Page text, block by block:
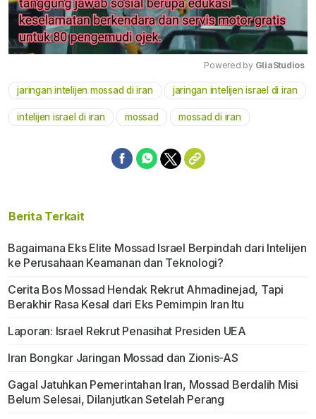
Mute
Powered by GliaStudios
jaringan intelijen mossad di iran jaringan intelijen israel di iran
intelijen israel di iran mossad mossad di iran
Berita Terkait
Bagaimana Eks Elite Mossad Israel Berpindah dari Intelijen
ke Perusahaan Keamanan dan Teknologi?
Cerita Bos Mossad Hendak Rekrut Ahmadinejad, Tapi
Berakhir Rasa Kesal dari Eks Pemimpin Iran Itu
Laporan: Israel Rekrut Penasihat Presiden UEA
Iran Bongkar Jaringan Mossad dan Zionis-AS
Gagal Jatuhkan Pemerintahan Iran, Mossad Berdalih Misi
Belum Selesai, Dilanjutkan Setelah Perang